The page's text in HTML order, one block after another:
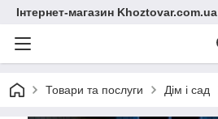
Інтернет-магазин Khoztovar.com.ua
Товари та послуги Дім і сад